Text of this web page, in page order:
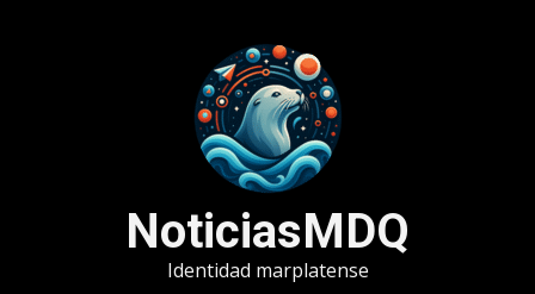
NoticiasMDQ
Identidad marplatense